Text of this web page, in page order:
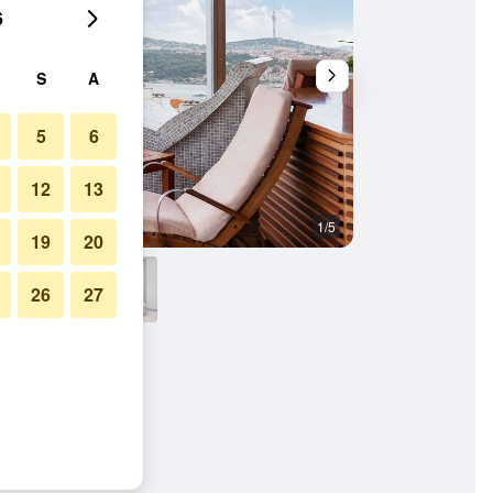
1/5
By IHG
S A
5 6
12 13
19 20
26 27